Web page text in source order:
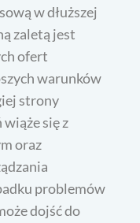
w dłuższej
zaletą jest
ofert
warunków
strony
się z
oraz
problemów
dojść do